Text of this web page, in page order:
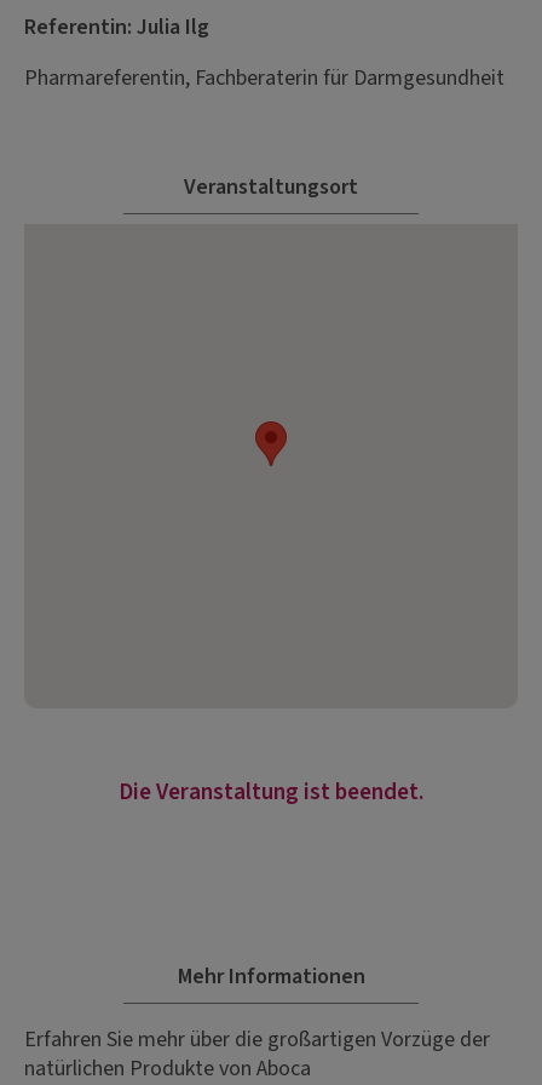
Referentin: Julia Ilg
Pharmareferentin, Fachberaterin für Darmgesundheit
Veranstaltungsort
Die Veranstaltung ist beendet.
Mehr Informationen
Erfahren Sie mehr über die großartigen Vorzüge der
natürlichen Produkte von Aboca